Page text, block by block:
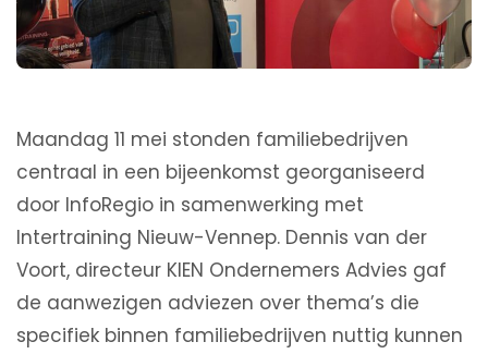
Maandag 11 mei stonden familiebedrijven
centraal in een bijeenkomst georganiseerd
door InfoRegio in samenwerking met
Intertraining Nieuw-Vennep. Dennis van der
Voort, directeur KIEN Ondernemers Advies gaf
de aanwezigen adviezen over thema’s die
specifiek binnen familiebedrijven nuttig kunnen